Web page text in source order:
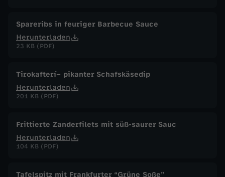
Spareribs in feuriger Barbecue Sauce
Herunterladen
23 KB (PDF)
Tirokafterí– pikanter Schafskäsedip
Herunterladen
201 KB (PDF)
Frittierte Zanderfilets mit süß-saurer Sauc
Herunterladen
104 KB (PDF)
Tafelspitz mit Frankfurter “Grüne Soße”